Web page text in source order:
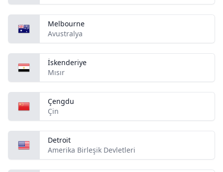
Melbourne
Avustralya
İskenderiye
Mısır
Çengdu
Çin
Detroit
Amerika Birleşik Devletleri